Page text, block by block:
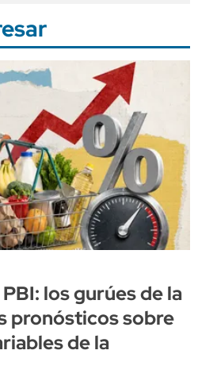
los gurúes de la
pronósticos sobre
de la